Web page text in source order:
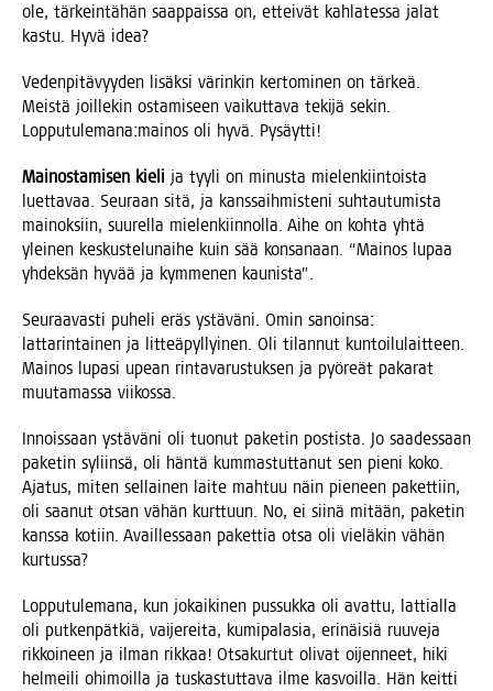
ole, tär­kein­tä­hän saap­pais­sa on, ettei­vät kah­la­tes­sa jalat
kas­tu. Hyvä idea?
Veden­pi­tä­vyy­den lisäk­si värin­kin ker­to­mi­nen on tär­keä.
Meis­tä joil­le­kin osta­mi­seen vai­kut­ta­va teki­jä sekin.
Lopputulemana:mainos oli hyvä. Pysäytti!
Mai­nos­ta­mi­sen kie­li ja tyy­li on minus­ta mie­len­kiin­tois­ta
luet­ta­vaa. Seu­raan sitä, ja kans­saih­mis­te­ni suh­tau­tu­mis­ta
mai­nok­siin, suu­rel­la mie­len­kiin­nol­la. Aihe on koh­ta yhtä
ylei­nen kes­kus­te­lu­nai­he kuin sää kon­sa­naan. “Mai­nos lupaa
yhdek­sän hyvää ja kym­me­nen kaunista”.
Seu­raa­vas­ti puhe­li eräs ystä­vä­ni. Omin sanoin­sa:
lat­ta­rin­tai­nen ja lit­teä­pyl­lyi­nen. Oli tilan­nut kun­toi­lu­lait­teen.
Mai­nos lupa­si upean rin­ta­va­rus­tuk­sen ja pyö­reät paka­rat
muu­ta­mas­sa viikossa.
Innois­saan ystä­vä­ni oli tuo­nut pake­tin pos­tis­ta. Jo saa­des­saan
pake­tin syliin­sä, oli hän­tä kum­mas­tut­ta­nut sen pie­ni koko.
Aja­tus, miten sel­lai­nen lai­te mah­tuu näin pie­neen paket­tiin,
oli saa­nut otsan vähän kurt­tuun. No, ei sii­nä mitään, pake­tin
kans­sa kotiin. Avail­les­saan paket­tia otsa oli vie­lä­kin vähän
kurtussa?
Lop­pu­tu­le­ma­na, kun jokai­ki­nen pus­suk­ka oli avat­tu, lat­tial­la
oli put­ken­pät­kiä, vai­je­rei­ta, kumi­pa­la­sia, eri­näi­siä ruu­ve­ja
rik­koi­neen ja ilman rik­kaa! Otsa­kur­tut oli­vat oijen­neet, hiki
hel­mei­li ohi­moil­la ja tus­kas­tut­ta­va ilme kas­voil­la. Hän keit­ti